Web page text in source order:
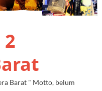
Barat " Motto, belum